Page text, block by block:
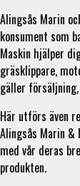
Alingsås Marin
konsument som
Maskin hjälper
gräsklippare,
gäller
Här utförs även
Alingsås Marin &
med vår deras
produkten.